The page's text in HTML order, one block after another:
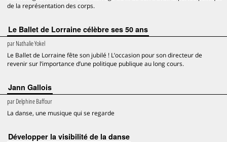
de la représentation des corps.
Le Ballet de Lorraine célèbre ses 50 ans
parNathalie Yokel
Le Ballet de Lorraine fête son jubilé ! L’occasion pour son directeur de
revenir sur l’importance d’une politique publique au long cours.
Jann Gallois
parDelphine Baffour
La danse, une musique qui se regarde
Développer la visibilité de la danse